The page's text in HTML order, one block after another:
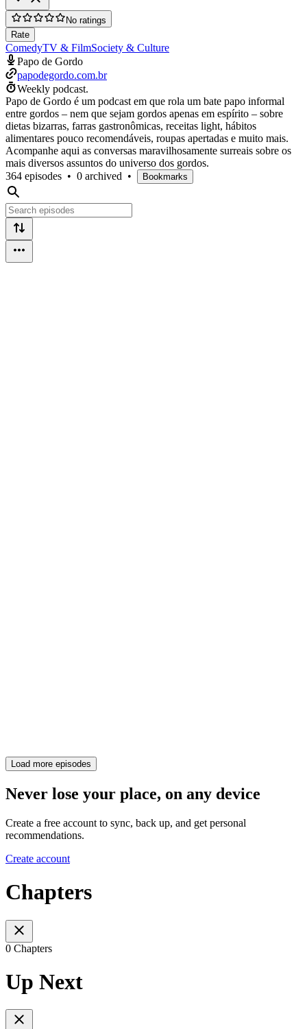
No ratings
Rate
ComedyTV & FilmSociety & Culture
Papo de Gordo
papodegordo.com.br
Weekly podcast.
Papo de Gordo é um podcast em que rola um bate papo informal
entre gordos – nem que sejam gordos apenas em espírito – sobre
dietas bizarras, farras gastronômicas, receitas light, hábitos
alimentares pouco recomendáveis, roupas apertadas e muito mais.
Acompanhe aqui as conversas maravilhosamente surreais sobre os
mais diversos assuntos do universo dos gordos.
364 episodes • 0 archived • Bookmarks
Load more episodes
Never lose your place, on any device
Create a free account to sync, back up, and get personal
recommendations.
Create account
Chapters
0 Chapters
Up Next